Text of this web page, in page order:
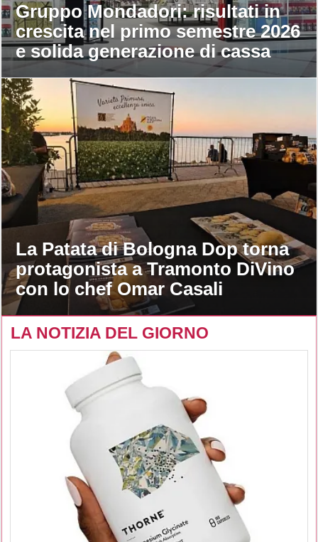
Gruppo Mondadori: risultati in
crescita nel primo semestre 2026
e solida generazione di cassa
La Patata di Bologna Dop torna
protagonista a Tramonto DiVino
con lo chef Omar Casali
LA NOTIZIA DEL GIORNO